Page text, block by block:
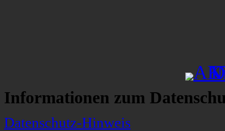
Informationen zum
Datenschutz-Hinweis